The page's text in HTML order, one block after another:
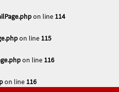
on line 114
on line 115
on line 116
on line 116